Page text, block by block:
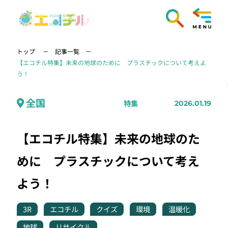
トップ
記事一覧
【エコチル特集】未来の地球のために プラスチックについて考えよ
う！
全国 特集 2026.01.19
【エコチル特集】未来の地球のた
めに プラスチックについて考え
よう！
3R エコチル クイズ 環境
温暖化